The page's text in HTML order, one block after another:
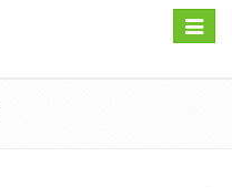
Toggle